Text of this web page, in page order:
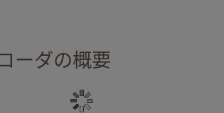
ーダの概要